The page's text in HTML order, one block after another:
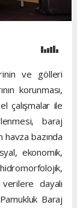
ve gölleri
korunması,
çalışmalar ile
baraj
havza bazında
ekonomik,
dayalı
Baraj